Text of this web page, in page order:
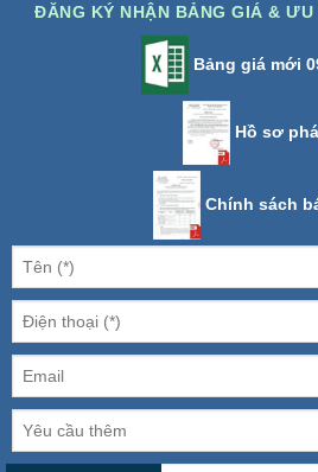
ĐĂNG KÝ NHẬN BẢNG GIÁ &
Bảng giá mới
Hồ sơ
Chính sách